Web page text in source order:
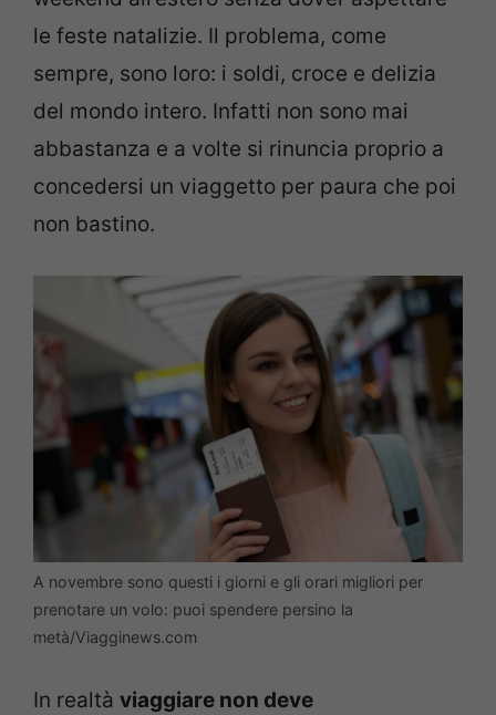
le feste natalizie. Il problema, come
sempre, sono loro: i soldi, croce e delizia
del mondo intero. Infatti non sono mai
abbastanza e a volte si rinuncia proprio a
concedersi un viaggetto per paura che poi
non bastino.
A novembre sono questi i giorni e gli orari migliori per
prenotare un volo: puoi spendere persino la
metà/Viagginews.com
In realtà viaggiare non deve